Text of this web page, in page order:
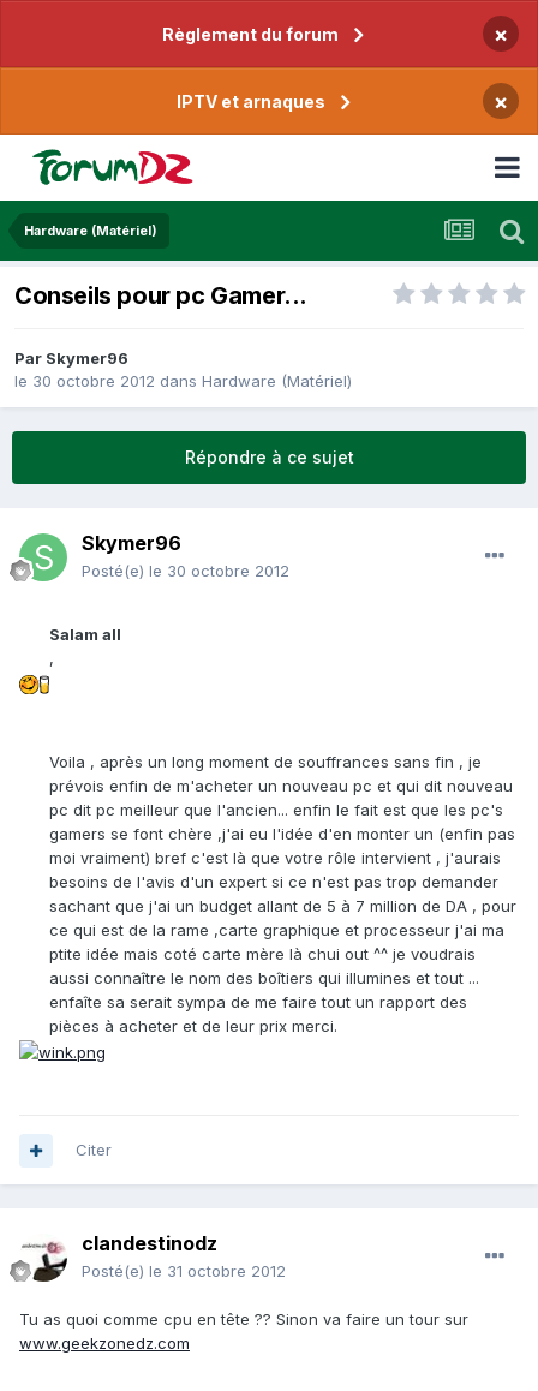
Règlement du forum ×
IPTV et arnaques ×
Hardware (Matériel)
Conseils pour pc Gamer...
Par Skymer96
le 30 octobre 2012 dans Hardware (Matériel)
Répondre à ce sujet
Skymer96
Posté(e) le 30 octobre 2012
Salam all
,
Voila , après un long moment de souffrances sans fin , je
prévois enfin de m'acheter un nouveau pc et qui dit nouveau
pc dit pc meilleur que l'ancien... enfin le fait est que les pc's
gamers se font chère ,j'ai eu l'idée d'en monter un (enfin pas
moi vraiment) bref c'est là que votre rôle intervient , j'aurais
besoins de l'avis d'un expert si ce n'est pas trop demander
sachant que j'ai un budget allant de 5 à 7 million de DA , pour
ce qui est de la rame ,carte graphique et processeur j'ai ma
ptite idée mais coté carte mère là chui out ^^ je voudrais
aussi connaître le nom des boîtiers qui illumines et tout ...
enfaîte sa serait sympa de me faire tout un rapport des
pièces à acheter et de leur prix merci.
Citer
clandestinodz
Posté(e) le 31 octobre 2012
Tu as quoi comme cpu en tête ?? Sinon va faire un tour sur
www.geekzonedz.com